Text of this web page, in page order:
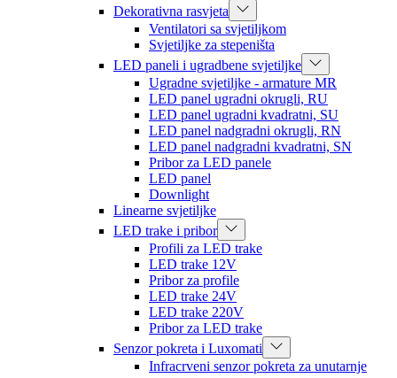
Dekorativna rasvjeta
Ventilatori sa svjetiljkom
Svjetiljke za stepeništa
LED paneli i ugradbene svjetiljke
Ugradne svjetiljke - armature MR
LED panel ugradni okrugli, RU
LED panel ugradni kvadratni, SU
LED panel nadgradni okrugli, RN
LED panel nadgradni kvadratni, SN
Pribor za LED panele
LED panel
Downlight
Linearne svjetiljke
LED trake i pribor
Profili za LED trake
LED trake 12V
Pribor za profile
LED trake 24V
LED trake 220V
Pribor za LED trake
Senzor pokreta i Luxomati
Infracrveni senzor pokreta za unutarnje